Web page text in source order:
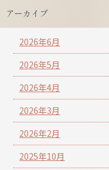
アーカイブ
2026年6月
2026年5月
2026年4月
2026年3月
2026年2月
2025年10月